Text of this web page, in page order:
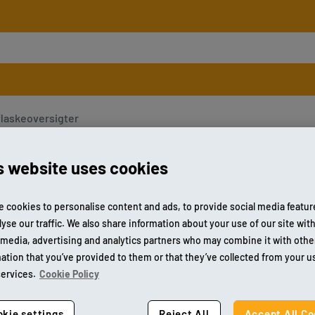
Varenr.
website uses cookies
cookies to personalise content and ads, to provide social media
our traffic. We also share information about your use of our site
advertising and analytics partners who may combine it with
that you’ve provided to them or that they’ve collected from your
Cookie Policy